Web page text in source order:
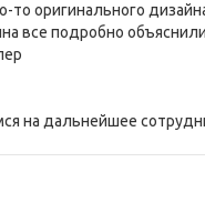
оригинального
все подробно
на дальнейшее